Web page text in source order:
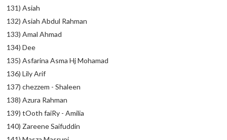
131) Asiah
132) Asiah Abdul Rahman
133) Amal Ahmad
134) Dee
135) Asfarina Asma Hj Mohamad
136) Lily Arif
137) chezzem - Shaleen
138) Azura Rahman
139) tOoth faiRy - Amilia
140) Zareene Saifuddin